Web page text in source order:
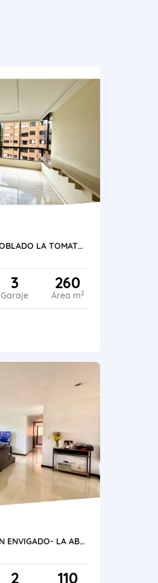
APARTAMENTO EN VENTA POBLADO LA TOMATERA
3
Garaje
260
Área m2
VENTA DE APARTAMENTO EN ENVIGADO- LA ABADÍA
2 110